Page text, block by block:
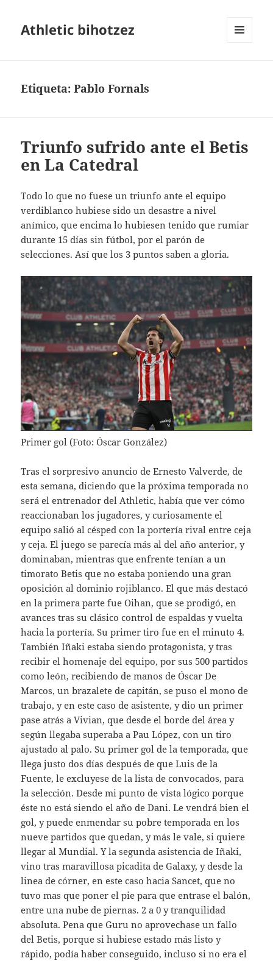
Athletic bihotzez
Etiqueta:Pablo Fornals
Triunfo sufrido ante el Betis
en La Catedral
Todo lo que no fuese un triunfo ante el equipo
verdiblanco hubiese sido un desastre a nivel
anímico, que encima lo hubiesen tenido que rumiar
durante 15 días sin fútbol, por el parón de
selecciones. Así que los 3 puntos saben a gloria.
Primer gol (Foto: Óscar González)
Tras el sorpresivo anuncio de Ernesto Valverde, de
esta semana, diciendo que la próxima temporada no
será el entrenador del Athletic, había que ver cómo
reaccionaban los jugadores, y curiosamente el
equipo salió al césped con la portería rival entre ceja
y ceja. El juego se parecía más al del año anterior, y
dominaban, mientras que enfrente tenían a un
timorato Betis que no estaba poniendo una gran
oposición al dominio rojiblanco. El que más destacó
en la primera parte fue Oihan, que se prodigó, en
avances tras su clásico control de espaldas y vuelta
hacia la portería. Su primer tiro fue en el minuto 4.
También Iñaki estaba siendo protagonista, y tras
recibir el homenaje del equipo, por sus 500 partidos
como león, recibiendo de manos de Óscar De
Marcos, un brazalete de capitán, se puso el mono de
trabajo, y en este caso de asistente, y dio un primer
pase atrás a Vivian, que desde el borde del área y
según llegaba superaba a Pau López, con un tiro
ajustado al palo. Su primer gol de la temporada, que
llega justo dos días después de que Luis de la
Fuente, le excluyese de la lista de convocados, para
la selección. Desde mi punto de vista lógico porque
éste no está siendo el año de Dani. Le vendrá bien el
gol, y puede enmendar su pobre temporada en los
nueve partidos que quedan, y más le vale, si quiere
llegar al Mundial. Y la segunda asistencia de Iñaki,
vino tras maravillosa picadita de Galaxy, y desde la
linea de córner, en este caso hacia Sancet, que no
tuvo mas que poner el pie para que entrase el balón,
entre una nube de piernas. 2 a 0 y tranquilidad
absoluta. Pena que Guru no aprovechase un fallo
del Betis, porque si hubiese estado más listo y
rápido, podía haber conseguido, incluso si no era el